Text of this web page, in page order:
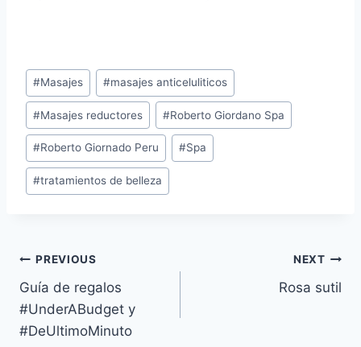
Post
Tags:
#Masajes #masajes anticeluliticos
#Masajes reductores #Roberto Giordano Spa
#Roberto Giornado Peru #Spa
#tratamientos de belleza
Navegación
de
entradas
PREVIOUS
Guía de regalos
#UnderABudget y
#DeUltimoMinuto
NEXT
Rosa sutil